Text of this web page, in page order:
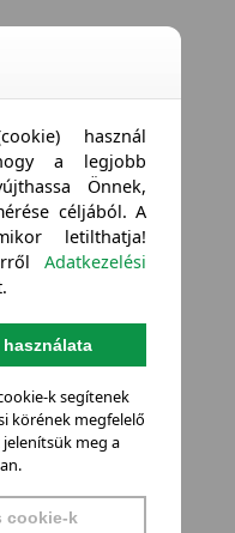
használ
a legjobb
Önnek,
céljából. A
letilthatja!
Adatkezelési
k segítenek
körének megfelelő
meg a
cookie-k